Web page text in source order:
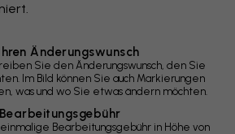
Änderungswunsch
Sie den Änderungswunsch, den Sie
Im Bild können Sie auch Markierungen
was und wo Sie etwas ändern möchten.
Bearbeitungsgebühr in Höhe von